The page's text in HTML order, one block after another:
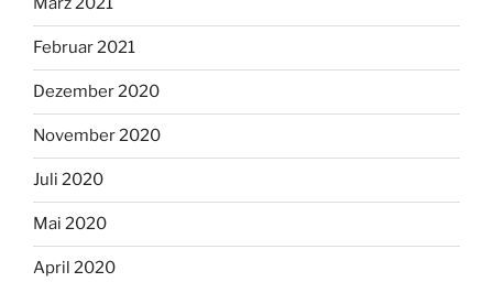
Februar 2021
Dezember 2020
November 2020
Juli 2020
Mai 2020
April 2020